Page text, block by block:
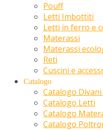
Pouff
Letti Imbottiti
Letti in ferro e
Materassi
Materassi
Reti
Cuscini e
Catalogo
Catalogo
Catalogo Letti
Catalogo
Catalogo